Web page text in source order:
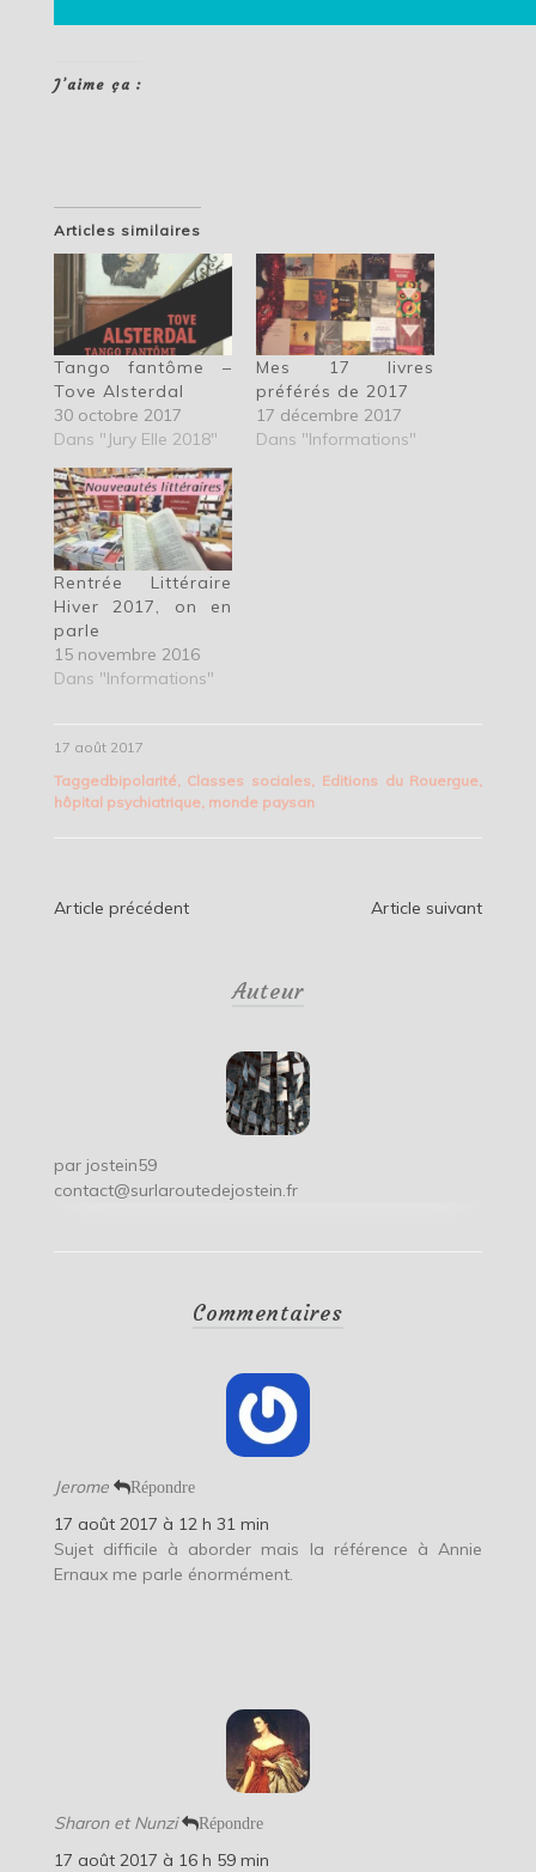
J’aime ça :
Articles similaires
Tango fantôme –
Tove Alsterdal
30 octobre 2017
Dans "Jury Elle 2018"
Mes 17 livres
préférés de 2017
17 décembre 2017
Dans "Informations"
Rentrée Littéraire
Hiver 2017, on en
parle
15 novembre 2016
Dans "Informations"
17 août 2017
Taggedbipolarité Classes sociales Editions du Rouergue
hôpital psychiatrique, monde paysan
Navigation
Article précédent Article suivant
Auteur
par jostein59
contact@surlaroutedejostein.fr
Commentaires
Jerome Répondre
17 août 2017 à 12 h 31 min
Sujet difficile à aborder mais la référence à Annie
Ernaux me parle énormément.
Sharon et Nunzi Répondre
17 août 2017 à 16 h 59 min